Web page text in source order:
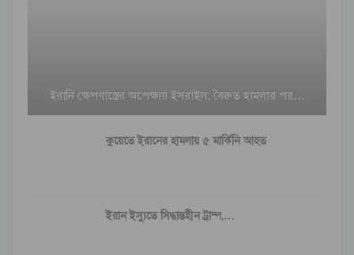
ইরানি ক্ষেপণাস্ত্রের অপেক্ষায় ইসরাইল; বৈরুত হামলার পর…
কুয়েতে ইরানের হামলায় ৫ মার্কিনি আহত
ইরান ইস্যুতে সিদ্ধান্তহীন ট্রাম্প,…